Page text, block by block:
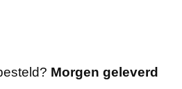
Morgen geleverd